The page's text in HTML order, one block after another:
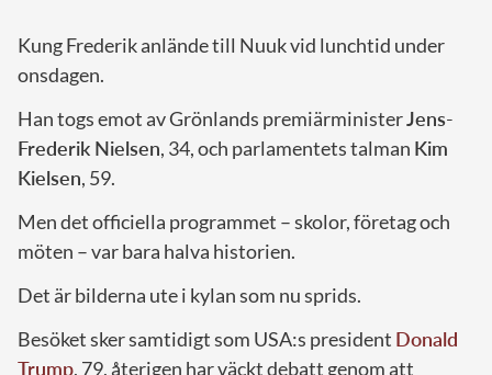
Kung Frederik anlände till Nuuk vid lunchtid under
onsdagen.
Han togs emot av Grönlands premiärministerJens-
Frederik Nielsen, 34, och parlamentets talman Kim
Kielsen, 59.
Men det officiella programmet – skolor, företag och
möten – var bara halva historien.
Det är bilderna ute i kylan som nu sprids.
Besöket sker samtidigt som USA:s president Donald
Trump, 79, återigen har väckt debatt genom att